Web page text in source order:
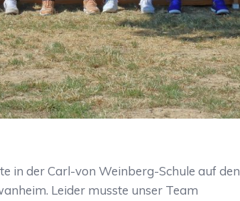
in der Carl-von Weinberg-Schule auf den
Leider musste unser Team